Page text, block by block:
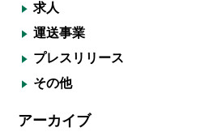
求人
運送事業
プレスリリース
その他
アーカイブ